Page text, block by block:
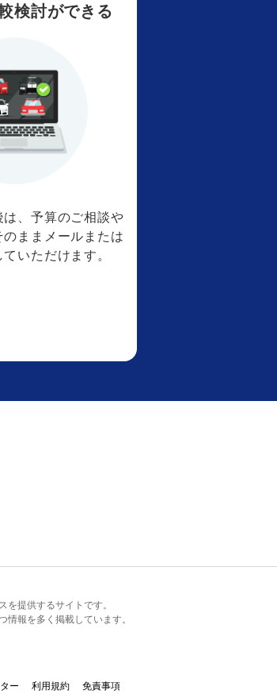
検討ができる
は、予算のご相談や
ままメールまたは
いただけます。
提供するサイトです。
報を多く掲載しています。
ー 利用規約 免責事項